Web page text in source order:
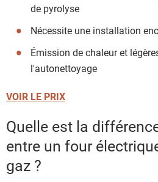
de pyrolyse
Nécessite une installation
Émission de chaleur et
l'autonettoyage
VOIR LE PRIX
Quelle est la
entre un four
gaz ?